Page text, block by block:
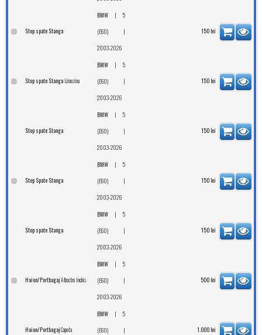
Stop spate Stanga
BMW |5
(E60) |
2003-2026
150 lei
Stop spate Stanga Limuzina
BMW |5
(E60) |
2003-2026
150 lei
Stop spate Stanga
BMW |5
(E60) |
2003-2026
150 lei
Stop Spate Stanga
BMW |5
(E60) |
2003-2026
150 lei
Stop spate Stanga
BMW |5
(E60) |
2003-2026
150 lei
Haion/PortbagajAlbastru Inchis
BMW |5
(E60) |
2003-2026
500 lei
Haion/PortbagajCapota
BMW |5
(E60) |
1.000 lei